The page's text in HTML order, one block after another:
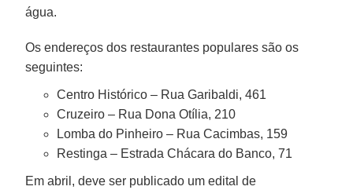
água.
Os endereços dos restaurantes populares são os
seguintes:
Centro Histórico – Rua Garibaldi, 461
Cruzeiro – Rua Dona Otília, 210
Lomba do Pinheiro – Rua Cacimbas, 159
Restinga – Estrada Chácara do Banco, 71
Em abril, deve ser publicado um edital de